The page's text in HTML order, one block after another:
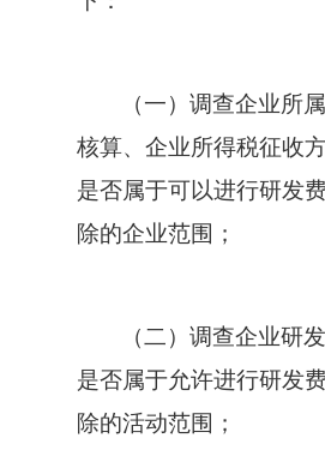
（一）调查企业所
核算、企业所得税征收
是否属于可以进行研发
除的企业范围；
（二）调查企业研
是否属于允许进行研发
除的活动范围；